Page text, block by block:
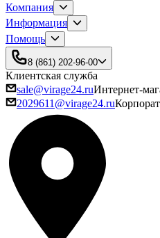
Компания
Информация
Помощь
8 (861) 202-96-00
Клиентская служба
sale@virage24.ruИнтернет-
2029611@virage24.ru